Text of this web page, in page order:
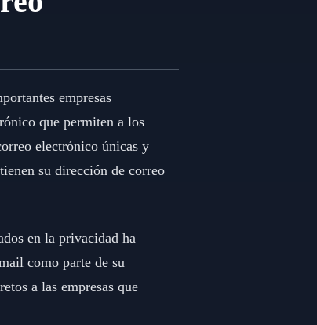
empresas
que permiten a los
electrónico únicas y
su dirección de correo
en la privacidad ha
como parte de su
a las empresas que